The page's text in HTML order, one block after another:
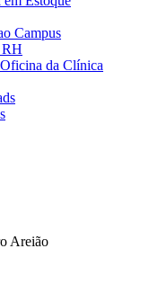
Campus
RH
da Clínica
Areião